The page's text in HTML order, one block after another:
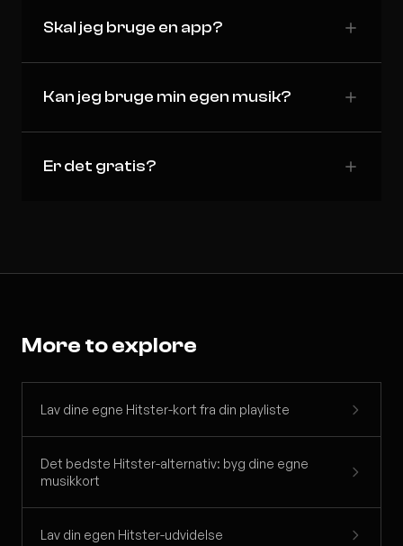
Skal jeg bruge en app?
Kan jeg bruge min egen musik?
Er det gratis?
More to explore
Lav dine egne Hitster-kort fra din playliste
Det bedste Hitster-alternativ: byg dine egne
musikkort
Lav din egen Hitster-udvidelse